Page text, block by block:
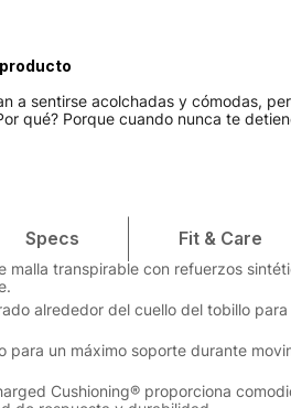
a sentirse acolchadas y cómodas,
qué? Porque cuando nunca te
Specs Fit & Care
malla transpirable con refuerzos
alrededor del cuello del tobillo
para un máximo soporte durante
Cushioning® proporciona